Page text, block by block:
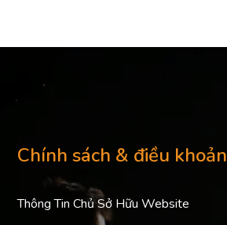
Chính sách & điều khoản
Thông Tin Chủ Sở Hữu Website